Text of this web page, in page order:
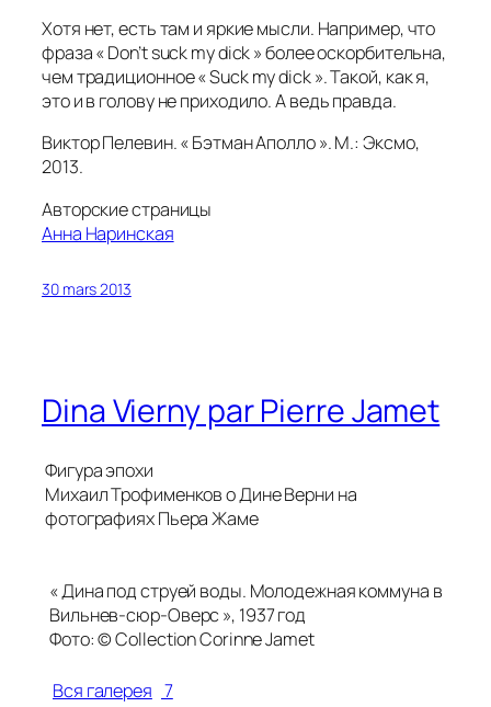
Хотя нет, есть там и яркие мысли. Например, что
фраза « Don’t suck my dick » более оскорбительна,
чем традиционное « Suck my dick ». Такой, как я,
это и в голову не приходило. А ведь правда.
Виктор Пелевин. « Бэтман Аполло ». М.: Эксмо,
2013.
Авторские страницы
Анна Наринская
30 mars 2013
Dina Vierny par Pierre Jamet
Фигура эпохи
Михаил Трофименков о Дине Верни на
фотографиях Пьера Жаме
« Дина под струей воды. Молодежная коммуна в
Вильнев-сюр-Оверс », 1937 год
Фото: © Collection Corinne Jamet
Вся галерея 7